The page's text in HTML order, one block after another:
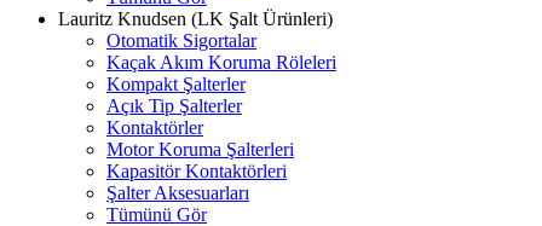
Lauritz Knudsen (LK Şalt Ürünleri)
Otomatik Sigortalar
Kaçak Akım Koruma Röleleri
Kompakt Şalterler
Açık Tip Şalterler
Kontaktörler
Motor Koruma Şalterleri
Kapasitör Kontaktörleri
Şalter Aksesuarları
Tümünü Gör